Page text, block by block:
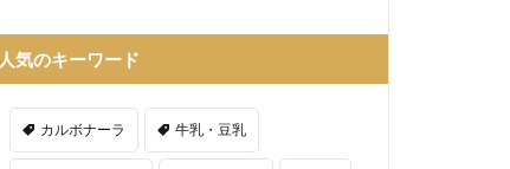
人気のキーワード
カルボナーラ 牛乳・豆乳